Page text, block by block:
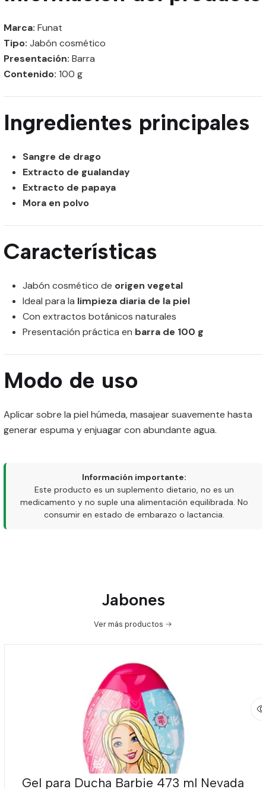
Marca: Funat
Tipo: Jabón cosmético
Presentación: Barra
Contenido: 100 g
Ingredientes principales
Sangre de drago
Extracto de gualanday
Extracto de papaya
Mora en polvo
Características
Jabón cosmético de origen vegetal
Ideal para la limpieza diaria de la piel
Con extractos botánicos naturales
Presentación práctica en barra de 100 g
Modo de uso
Aplicar sobre la piel húmeda, masajear suavemente hasta
generar espuma y enjuagar con abundante agua.
Información importante:
Este producto es un suplemento dietario, no es un
medicamento y no suple una alimentación equilibrada. No
consumir en estado de embarazo o lactancia.
Jabones
Ver más productos
Gel para Ducha Barbie 473 ml Nevada